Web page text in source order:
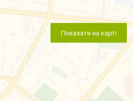
Показати на карті